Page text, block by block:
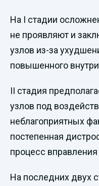
На I стадии
не проявляют и
узлов из-за
повышенного
II стадия
узлов под
неблагоприятных
постепенная
процесс
На последних двух